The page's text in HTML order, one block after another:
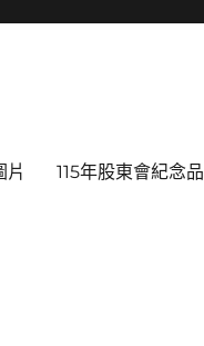
片 115年股東會紀念品